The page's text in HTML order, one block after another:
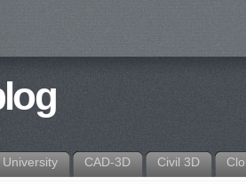
CAD-3D Civil 3D